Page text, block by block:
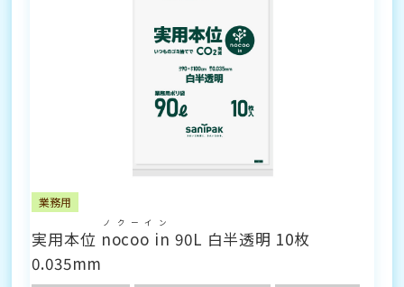
業務用
実用本位 nocoo in
ノクーイン
90L 白半透明 10枚
0.035mm